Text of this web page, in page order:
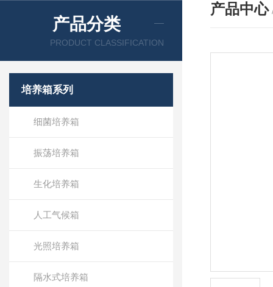
产品分类
PRODUCT CLASSIFICATION
培养箱系列
细菌培养箱
振荡培养箱
生化培养箱
人工气候箱
光照培养箱
隔水式培养箱
产品中心